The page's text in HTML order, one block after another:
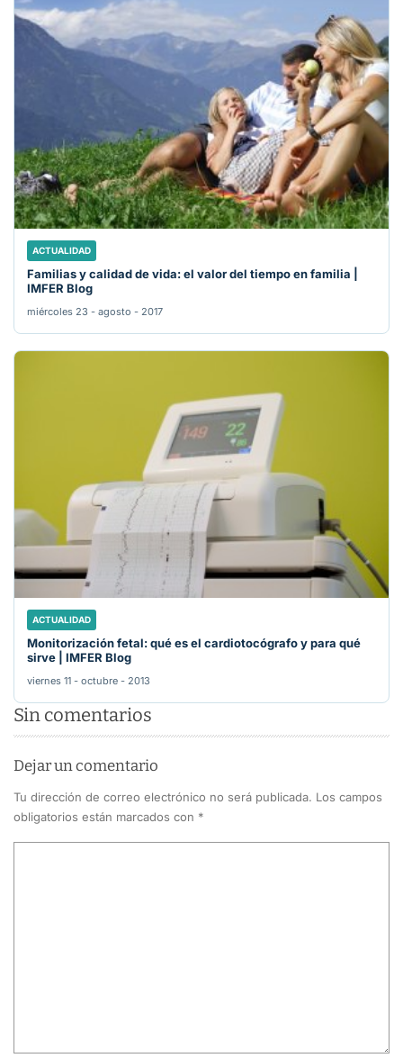
ACTUALIDAD
Familias y calidad de vida: el valor del tiempo en familia |
IMFER Blog
miércoles 23 - agosto - 2017
ACTUALIDAD
Monitorización fetal: qué es el cardiotocógrafo y para qué
sirve | IMFER Blog
viernes 11 - octubre - 2013
Sin comentarios
Dejar un comentario
Tu dirección de correo electrónico no será publicada. Los campos
obligatorios están marcados con *